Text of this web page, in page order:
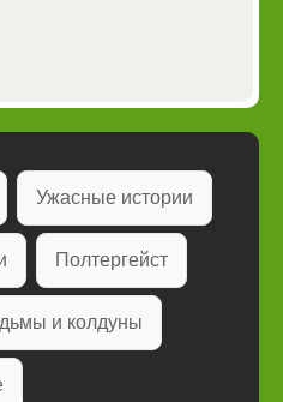
Ужасные истории
Полтергейст
и колдуны